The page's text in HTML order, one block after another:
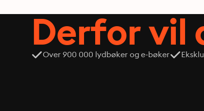
Derfor vil
Over 900 000 lydbøker og e-bøker